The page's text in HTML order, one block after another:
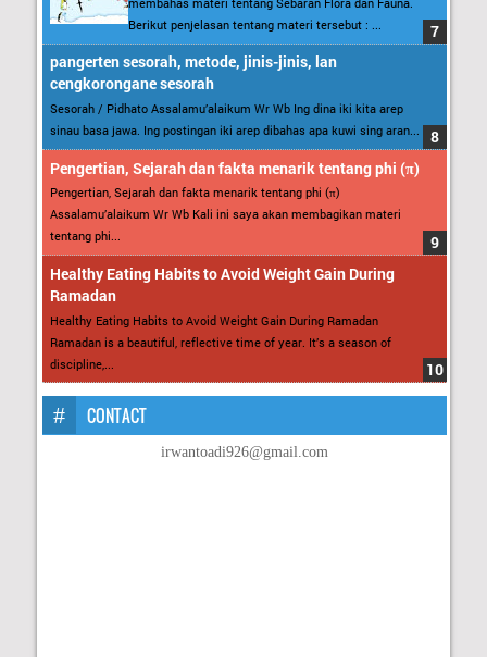
Berikut penjelasan tentang materi tersebut : ...
pangerten sesorah, metode, jinis-jinis, lan
cengkorongane sesorah
Sesorah / Pidhato Assalamu’alaikum Wr Wb Ing dina iki kita arep
sinau basa jawa. Ing postingan iki arep dibahas apa kuwi sing aran...
Pengertian, Sejarah dan fakta menarik tentang phi (π)
Pengertian, Sejarah dan fakta menarik tentang phi (π)
Assalamu’alaikum Wr Wb Kali ini saya akan membagikan materi
tentang phi...
Healthy Eating Habits to Avoid Weight Gain During
Ramadan
Healthy Eating Habits to Avoid Weight Gain During Ramadan
Ramadan is a beautiful, reflective time of year. It’s a season of
discipline,...
CONTACT
irwantoadi926@gmail.com